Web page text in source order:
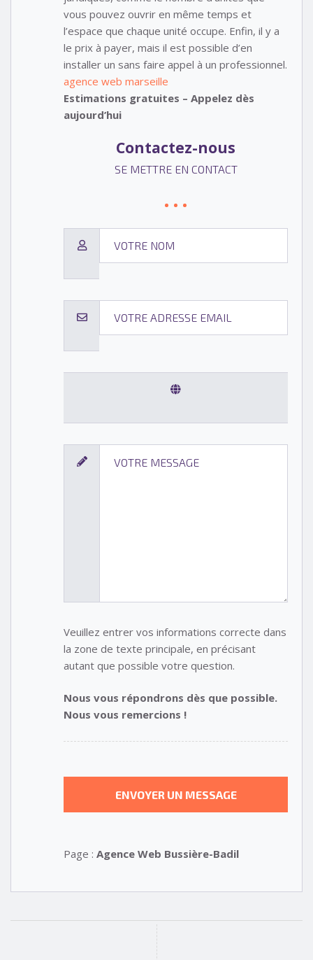
vous pouvez ouvrir en même temps et
l’espace que chaque unité occupe. Enfin, il y a
le prix à payer, mais il est possible d’en
installer un sans faire appel à un professionnel.
agence web marseille
Estimations gratuites – Appelez dès
aujourd’hui
Contactez-nous
SE METTRE EN CONTACT
Veuillez entrer vos informations correcte dans
la zone de texte principale, en précisant
autant que possible votre question.
Nous vous répondrons dès que possible.
Nous vous remercions !
Page : Agence Web Bussière-Badil